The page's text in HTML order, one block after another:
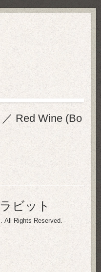
Red Wine (Bo
ビット
. All Rights Reserved.